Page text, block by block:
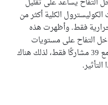
أجريت عام 2018 أن خل التفاح يساعد على تقليل
الكلية أكثر من
فقط. وأظهرت هذه
خل التفاح على مستويات
الكوليسترول. كانت الدراسة صغيرة مع 39 مشاركًا فقط، لذلك هناك